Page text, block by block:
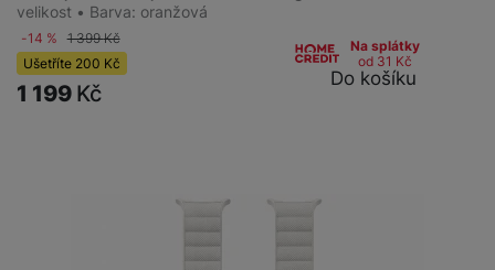
velikost • Barva: oranžová
-14 % 1 399Kč
Ušetříte 200 Kč
1 199 Kč
Na splátky
od 31 Kč
Do košíku